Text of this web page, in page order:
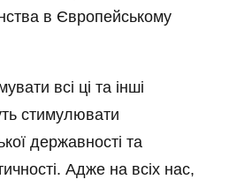
в Європейському
всі ці та інші
стимулювати
державності та
Адже на всіх нас,